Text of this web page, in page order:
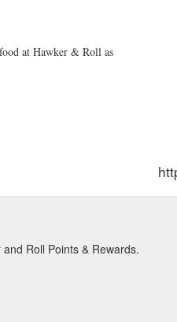
at Hawker & Roll as
Roll Points & Rewards.